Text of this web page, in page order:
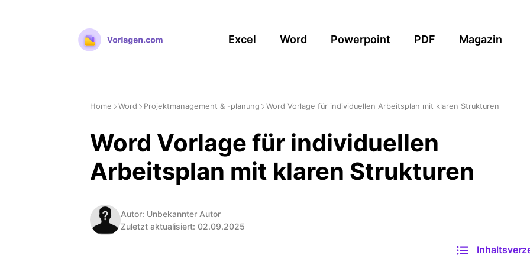
Excel Word Powerpoint PDF Magazin
Home Word Projektmanagement & -planung Word Vorlage für individuellen Arbeitsplan mit klaren Strukturen
Word Vorlage für individuellen
Arbeitsplan mit klaren Strukturen
Autor: Unbekannter Autor
Zuletzt aktualisiert: 02.09.2025